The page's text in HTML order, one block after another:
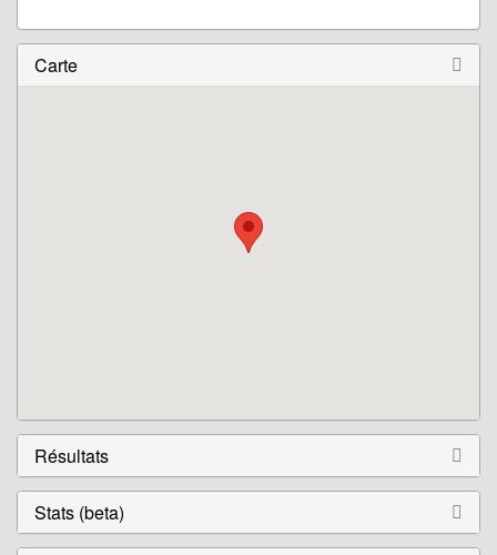
Carte
Résultats
Stats (beta)